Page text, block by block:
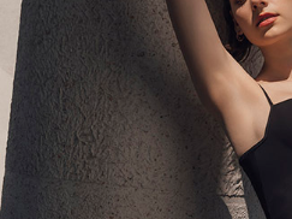
４．使用「AFTEE先享後付」時，將依
時審查核予不同之上限額度；若仍有額
請求用戶進行身份認證。
５．嚴禁一人註冊多個帳號或使用他人
恩沛科技股份有限公司將有權停止該用
離島宅配
每筆NT$150，滿NT$2,000(含以上)
海外宅配 (訂單成立後，請主動於2
件資料，逾期未確認訂單將自動取消)